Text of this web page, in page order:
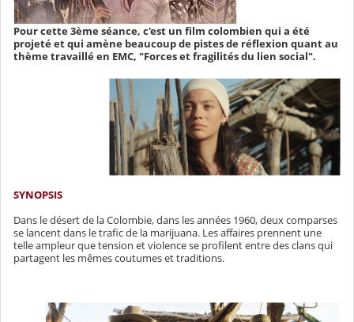
Pour cette 3ème séance, c'est un film colombien qui a été
projeté et qui amène beaucoup de pistes de réflexion quant au
thème travaillé en EMC, "Forces et fragilités du lien social".
SYNOPSIS
Dans le désert de la Colombie, dans les années 1960, deux comparses
se lancent dans le trafic de la marijuana. Les affaires prennent une
telle ampleur que tension et violence se profilent entre des clans qui
partagent les mêmes coutumes et traditions.